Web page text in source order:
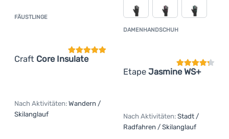
FÄUSTLINGE
Craft Core Insulate
Kundenbewertung
Nach Aktivitäten: Wandern /
Skilanglauf
DAMENHANDSCHUH
Etape Jasmine WS+
Nach Aktivitäten: Stadt /
Radfahren / Skilanglauf